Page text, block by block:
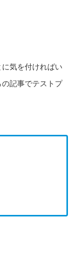
に気を付ければい
記事でテストプ